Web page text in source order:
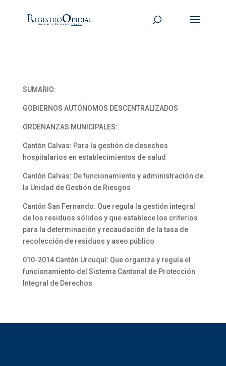
SUMARIO:
GOBIERNOS AUTÓNOMOS DESCENTRALIZADOS
ORDENANZAS MUNICIPALES:
Cantón Calvas: Para la gestión de desechos
hospitalarios en establecimientos de salud
Cantón Calvas: De funcionamiento y administración de
la Unidad de Gestión de Riesgos
Cantón San Fernando: Que regula la gestión integral
de los residuos sólidos y que establece los criterios
para la determinación y recaudación de la tasa de
recolección de residuos y aseo público
010-2014 Cantón Urcuquí: Que organiza y regula el
funcionamiento del Sistema Cantonal de Protección
Integral de Derechos